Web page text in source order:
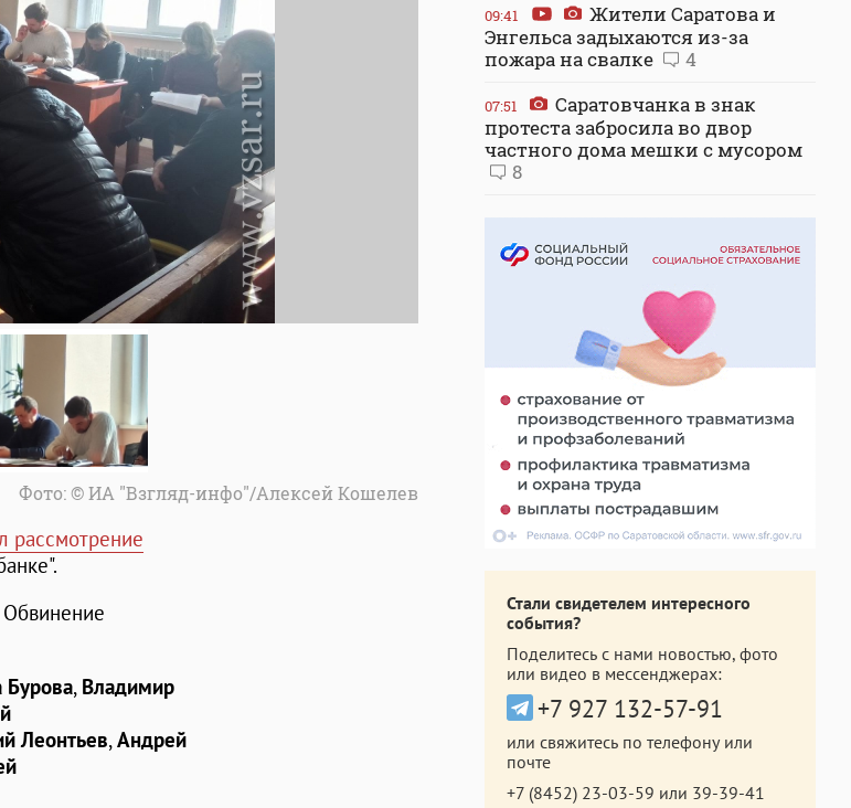
Фото: © ИА "Взгляд-инфо"/Алексей Кошелев
рассмотрение
Обвинение
Бурова, Владимир
Леонтьев,Андрей
09:41
Жители Саратова и
Энгельса задыхаются из-за
пожара на свалке
4
07:51
Саратовчанка в знак
протеста забросила во двор
частного дома мешки с мусором
8
Стали свидетелем интересного
события?
Поделитесь с нами новостью, фото
или видео в мессенджерах:
+7 927 132-57-91
или свяжитесь по телефону или
почте
+7 (8452) 23-03-59 или 39-39-41